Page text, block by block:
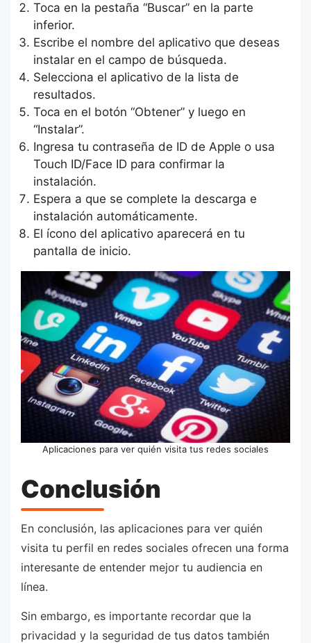
Toca en la pestaña “Buscar” en la parte
inferior.
Escribe el nombre del aplicativo que deseas
instalar en el campo de búsqueda.
Selecciona el aplicativo de la lista de
resultados.
Toca en el botón “Obtener” y luego en
“Instalar”.
Ingresa tu contraseña de ID de Apple o usa
Touch ID/Face ID para confirmar la
instalación.
Espera a que se complete la descarga e
instalación automáticamente.
El ícono del aplicativo aparecerá en tu
pantalla de inicio.
Aplicaciones para ver quién visita tus redes sociales
Conclusión
En conclusión, las aplicaciones para ver quién
visita tu perfil en redes sociales ofrecen una forma
interesante de entender mejor tu audiencia en
línea.
Sin embargo, es importante recordar que la
privacidad y la seguridad de tus datos también